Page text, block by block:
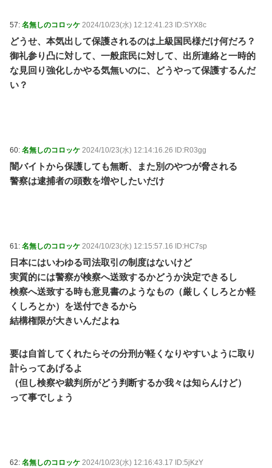
57: 名無しのコロッケ 2024/10/23(水) 12:12:41.23 ID:SYX8c
どうせ、本気出して保護されるのは上級国民様だけ何だろ？
御礼参り凸に対して、一般庶民に対して、出所連絡と一時的
な見回り強化しかやる気無いのに、どうやって保護するんだ
い？
60: 名無しのコロッケ 2024/10/23(水) 12:14:16.26 ID:R03gg
闇バイトから保護しても無断、また別のやつが脅される
警察は逮捕者の頭数を増やしたいだけ
61: 名無しのコロッケ 2024/10/23(水) 12:15:57.16 ID:HC7sp
日本にはいわゆる司法取引の制度はないけど
実質的には警察が検察へ送致するかどうか決定できるし
検察へ送致する時も意見書のようなもの（厳しくしろとか軽
くしろとか）を送付できるから
結構権限が大きいんだよね
要は自首してくれたらその分刑が軽くなりやすいように取り
計らってあげるよ
（但し検察や裁判所がどう判断するか我々は知らんけど）
って事でしょう
62: 名無しのコロッケ 2024/10/23(水) 12:16:43.17 ID:5jKzY